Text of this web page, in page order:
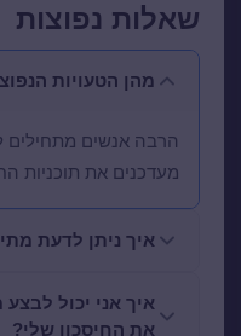
שאלות נפוצות
מהן הטעויות
הרבה אנשים מתחילים
מעדכנים את תוכניות
איך ניתן לדעת
איך אני יכול
את החיסכון שלי?